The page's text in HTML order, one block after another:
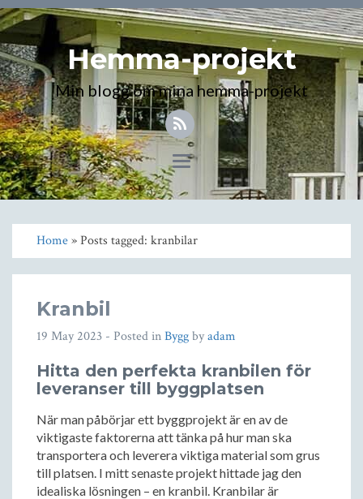
Hemma-projekt
Min blogg om mina hemma-projekt
Toggle
navigation
Home» Posts tagged: kranbilar
Kranbil
19 May 2023 - Posted inByggbyadam
Hitta den perfekta kranbilen för
leveranser till byggplatsen
När man påbörjar ett byggprojekt är en av de
viktigaste faktorerna att tänka på hur man ska
transportera och leverera viktiga material som grus
till platsen. I mitt senaste projekt hittade jag den
idealiska lösningen – en kranbil. Kranbilar är